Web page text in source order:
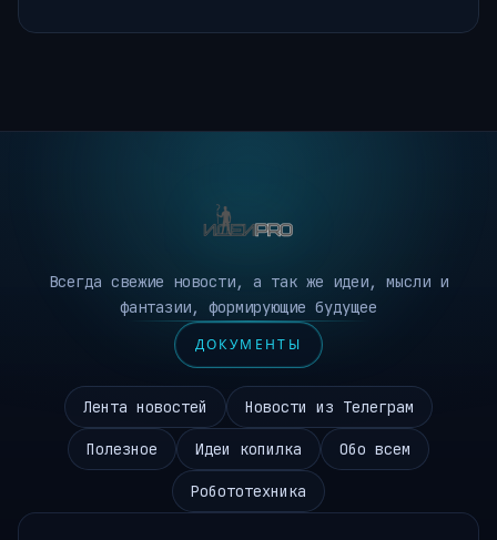
Всегда свежие новости, а так же идеи, мысли и
фантазии, формирующие будущее
ДОКУМЕНТЫ
Лента новостей Новости из Телеграм
Полезное Идеи копилка Обо всем
Робототехника